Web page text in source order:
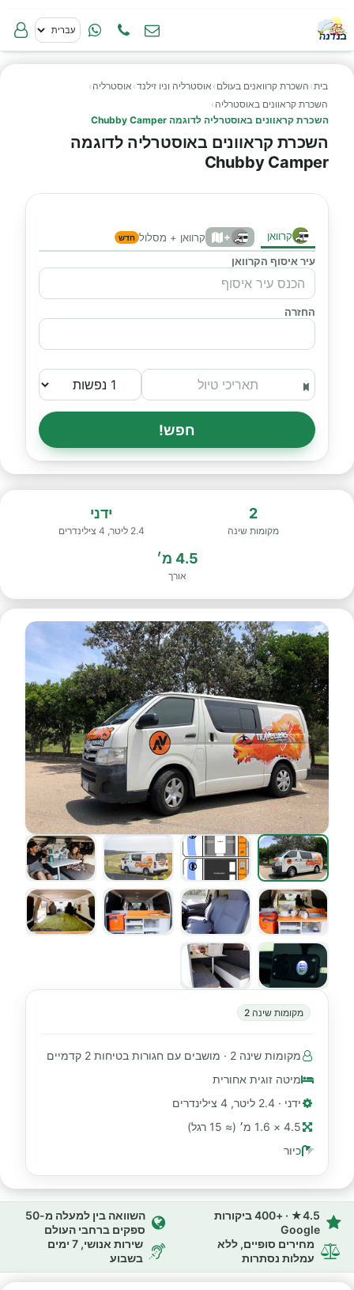
בית› השכרת קרוואנים בעולם › אוסטרליה וניו זילנד› אוסטרליה ›
השכרת קראוונים באוסטרליה ›
השכרת קראוונים באוסטרליה לדוגמה Chubby Camper
השכרת קראוונים באוסטרליה לדוגמה
Chubby Camper
קרוואן + קרוואן + מסלול חדש
עיר איסוף הקרוואן
החזרה
חפש!
2
מקומות שינה
ידני
2.4 ליטר, 4 צילינדרים
4.5 מ׳
אורך
מקומות שינה 2
מקומות שינה 2 · מושבים עם חגורות בטיחות 2 קדמיים
מיטה זוגית אחורית
ידני · 2.4 ליטר, 4 צילינדרים
4.5 × 1.6 מ׳ (≈ 15 רגל)
כיור
4.5★ · +400 ביקורות
Google
השוואה בין למעלה מ-50
ספקים ברחבי העולם
מחירים סופיים, ללא
עמלות נסתרות
שירות אנושי, 7 ימים
בשבוע